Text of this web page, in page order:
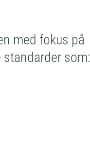
med fokus på
som: